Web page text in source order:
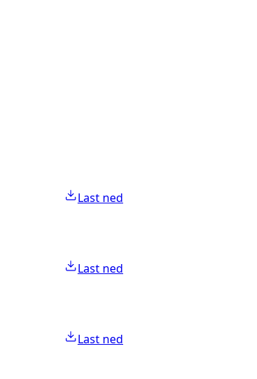
Last ned
Last ned
Last ned